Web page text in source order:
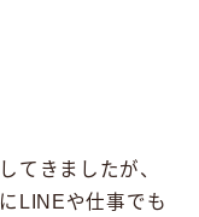
てきましたが、
LINEや仕事でも